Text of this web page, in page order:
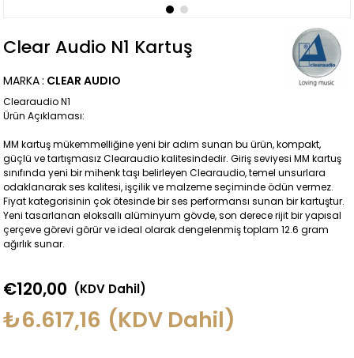
Clear Audio N1 Kartuş
MARKA: CLEAR AUDIO
Clearaudio N1
Ürün Açıklaması:
MM kartuş mükemmelliğine yeni bir adım sunan bu ürün, kompakt,
güçlü ve tartışmasız Clearaudio kalitesindedir. Giriş seviyesi MM kartuş
sınıfında yeni bir mihenk taşı belirleyen Clearaudio, temel unsurlara
odaklanarak ses kalitesi, işçilik ve malzeme seçiminde ödün vermez.
Fiyat kategorisinin çok ötesinde bir ses performansı sunan bir kartuştur.
Yeni tasarlanan eloksallı alüminyum gövde, son derece rijit bir yapısal
çerçeve görevi görür ve ideal olarak dengelenmiş toplam 12.6 gram
ağırlık sunar.
€120,00 (KDV Dahil)
₺6.617,16 (KDV Dahil)